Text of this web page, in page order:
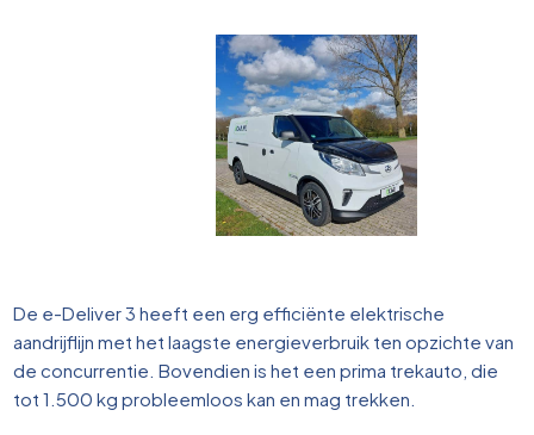
De e-Deliver 3 heeft een erg efficiënte elektrische
aandrijflijn met het laagste energieverbruik ten opzichte van
de concurrentie. Bovendien is het een prima trekauto, die
tot 1.500 kg probleemloos kan en mag trekken.